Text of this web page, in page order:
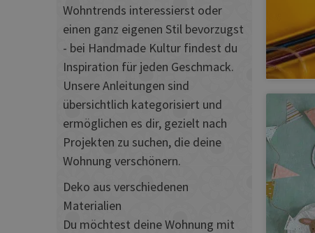
Wohntrends interessierst oder
einen ganz eigenen Stil bevorzugst
- bei Handmade Kultur findest du
Inspiration für jeden Geschmack.
Unsere Anleitungen sind
übersichtlich kategorisiert und
ermöglichen es dir, gezielt nach
Projekten zu suchen, die deine
Wohnung verschönern.
Deko aus verschiedenen
Materialien
Du möchtest deine Wohnung mit